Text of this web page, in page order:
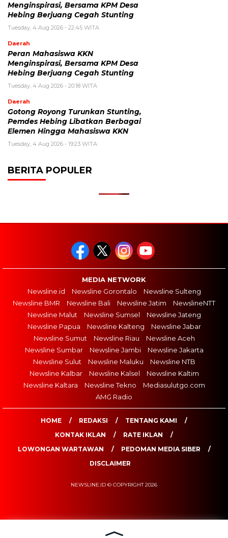
Menginspirasi, Bersama KPM Desa
Hebing Berjuang Cegah Stunting
Tuesday, 4 Aug 2026 - 22:45 WITA
Daerah
Peran Mahasiswa KKN
Menginspirasi, Bersama KPM Desa
Hebing Berjuang Cegah Stunting
Tuesday, 4 Aug 2026 - 20:18 WITA
Daerah
Gotong Royong Turunkan Stunting,
Pemdes Hebing Libatkan Berbagai
Elemen Hingga Mahasiswa KKN
Tuesday, 4 Aug 2026 - 19:23 WITA
BERITA POPULER
MEDIA NETWORK
Newsline.id
Newsline Gorontalo
Newsline Sulteng
Newsline BMR
Newsline Bali Newsline Jatim
NewslineNTT
Newsline Malut
Newsline Sumsel
Newsline Jateng
Newsline Papua
Newsline Kalteng
Newsline Jabar
Newsline Sumut
Newsline Riau
Newsline Aceh
Newsline Sumbar
Newsline Jambi
Newsline Jakarta
Newsline Sulut
Newsline Maluku
Newsline NTB
Newsline Kalbar
Newsline Kalsel
Newsline Kaltim
Newsline Kaltara
Newsline Tekno
Mediasulutgo.com
AMG Radio
HOME REDAKSI
TENTANG KAMI
KONTAK IKLAN
RATE IKLAN
LOWONGAN WARTAWAN
PEDOMAN MEDIA SIBER
DISCLAIMER
NEWSLINE.ID © COPYRIGHT 2026